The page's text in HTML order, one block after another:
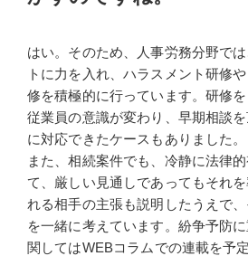
はい。そのため、人事労務分野で
トに力を入れ、ハラスメント研修
修を積極的に行っています。研修
従業員の意識が変わり、早期相談
に対応できたケースもありました。
また、相続案件でも、冷静に法律
て、厳しい見通しであってもそれ
れる相手の主張も説明したうえで
を一緒に考えています。紛争予防
関してはWEBコラムでの連載を予